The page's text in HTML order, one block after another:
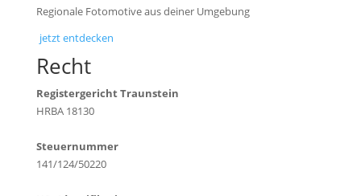
Regionale Fotomotive aus deiner Umgebung
jetzt entdecken
Recht
Registergericht Traunstein
HRBA 18130
Steuernummer
141/124/50220